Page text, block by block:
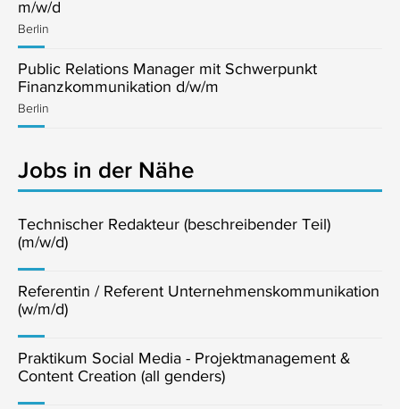
m/w/d
Berlin
Public Relations Manager mit Schwerpunkt
Finanzkommunikation d/w/m
Berlin
Jobs in der Nähe
Technischer Redakteur (beschreibender Teil)
(m/w/d)
Referentin / Referent Unternehmenskommunikation
(w/m/d)
Praktikum Social Media - Projektmanagement &
Content Creation (all genders)